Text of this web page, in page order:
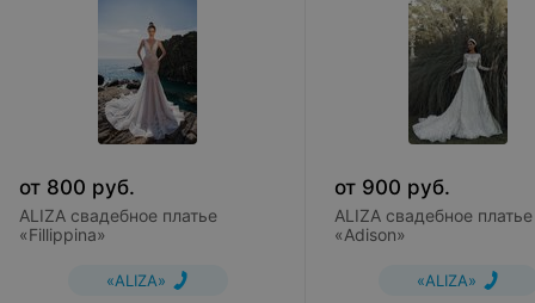
от 800 руб.
ALIZA свадебное платье
«Fillippina»
«ALIZA»
от 900 руб.
ALIZA свадебное платье
«Adison»
«ALIZA»